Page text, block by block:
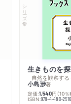
シリーズ・全集
生きものを
─自然を観察する
小島渉著
定価:1,540円 （10
ISBN:978-4-480-